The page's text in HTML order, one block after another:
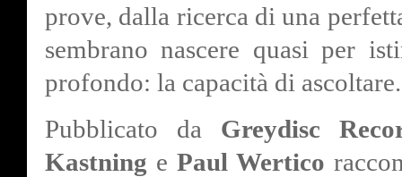
prove, dalla ricerca di una
sembrano nascere quasi per
profondo: la capacità di ascoltare.
Pubblicato da Greydisc
Kastning e Paul Wertico